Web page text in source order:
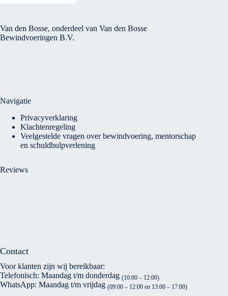
Van den Bosse, onderdeel van Van den Bosse
Bewindvoeringen B.V.
Navigatie
Privacyverklaring
Klachtenregeling
Veelgestelde vragen over bewindvoering, mentorschap
en schuldhulpverlening
Reviews
Contact
Voor klanten zijn wij bereikbaar:
Telefonisch: Maandag t/m donderdag (10:00 – 12:00)
WhatsApp: Maandag t/m vrijdag (09:00 – 12:00 en 13:00 – 17:00)